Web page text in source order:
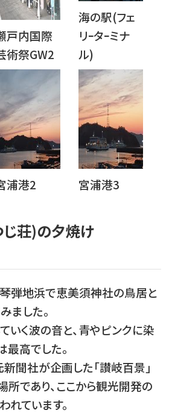
戸内国際
術祭GW2
海の駅(フェ
リｰタｰミナ
ル)
浦港2 宮浦港3
荘)の夕焼け
弾地浜で恵美須神社の鳥居と
ました。
いく波の音と、青やピンクに染
最高でした。
聞社が企画した「讃岐百景」
であり、ここから観光開発の
れています。